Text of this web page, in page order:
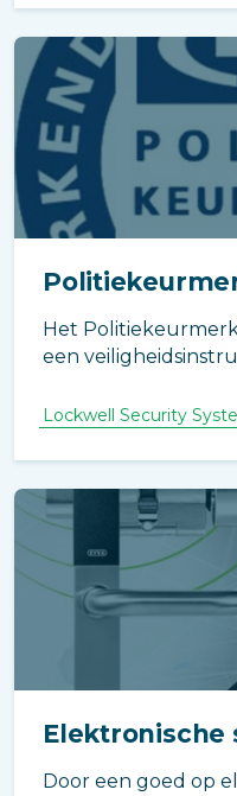
Het Politiekeurmerk
een
wooncomplexen, in
Lockwell Security
Elektronische
Door een goed op